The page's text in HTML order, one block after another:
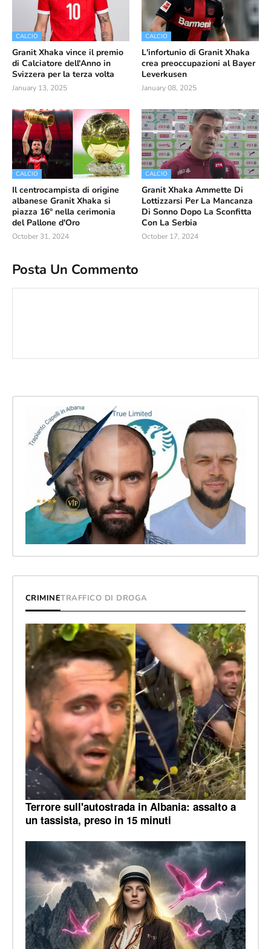
CALCIO
Granit Xhaka vince il premio
di Calciatore dell'Anno in
Svizzera per la terza volta
January 13, 2025
CALCIO
L'infortunio di Granit Xhaka
crea preoccupazioni al Bayer
Leverkusen
January 08, 2025
CALCIO
Il centrocampista di origine
albanese Granit Xhaka si
piazza 16° nella cerimonia
del Pallone d'Oro
October 31, 2024
CALCIO
Granit Xhaka Ammette Di
Lottizzarsi Per La Mancanza
Di Sonno Dopo La Sconfitta
Con La Serbia
October 17, 2024
Posta Un Commento
CRIMINETRAFFICO DI DROGA
Terrore sull'autostrada in Albania: assalto a
un tassista, preso in 15 minuti